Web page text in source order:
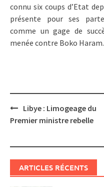
connu six coups d’Etat
présente pour ses
comme un gage de
menée contre Boko Haram.
Post
navigation
Libye : Limogeage du
Premier ministre rebelle
ARTICLES RÉCENTS